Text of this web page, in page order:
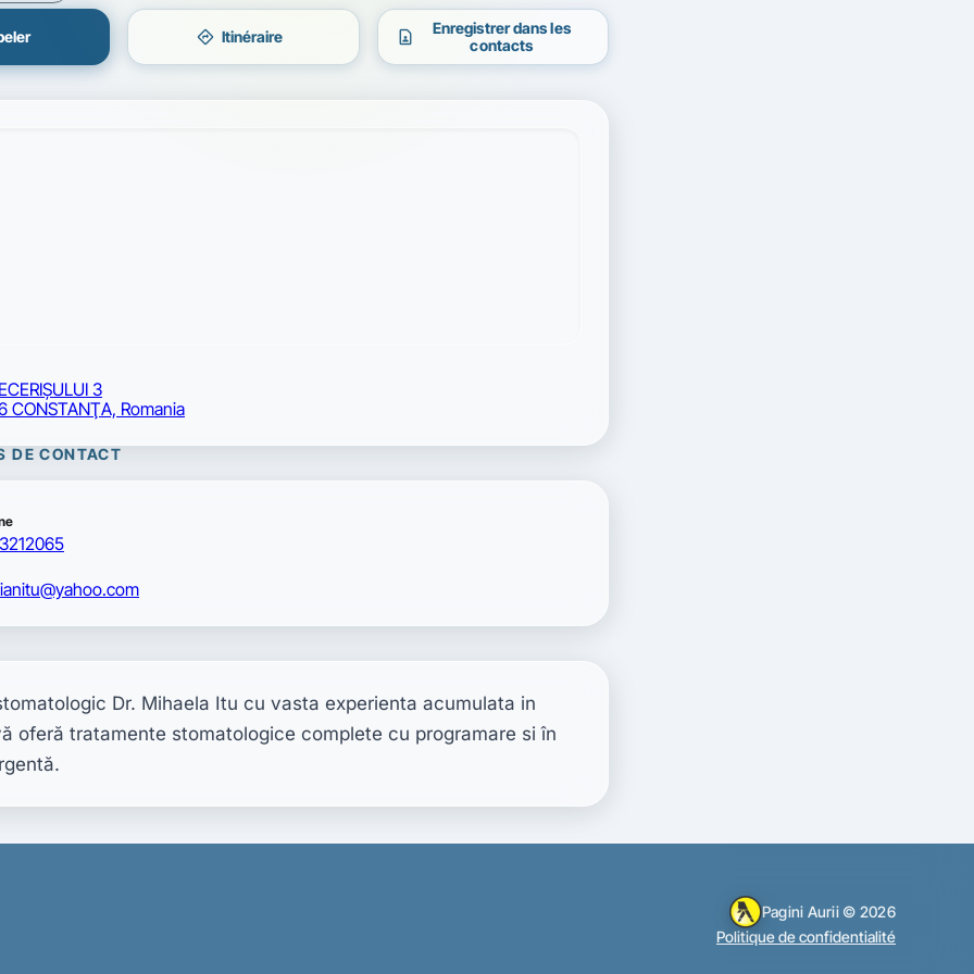
directions Itinéraire contact_page
Enregistrer dans les
contacts
3
CONSTANŢA, Romania
DE CONTACT
Dr. Mihaela Itu cu vasta experienta acumulata in
oferă tratamente stomatologice complete cu programare si în
Pagini Aurii © 2026
Politique de confidentialité